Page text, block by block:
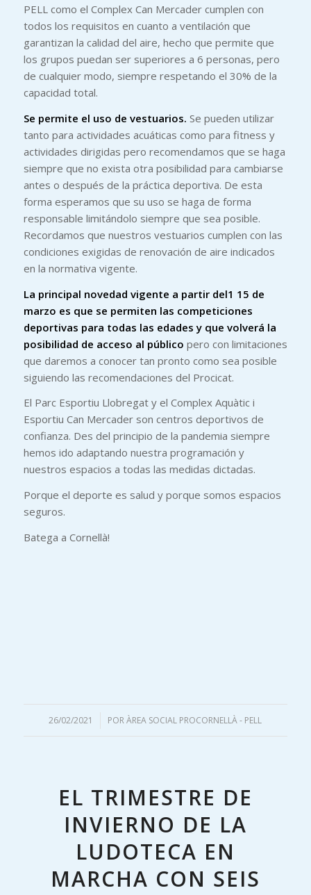
PELL como el Complex Can Mercader cumplen con
todos los requisitos en cuanto a ventilación que
garantizan la calidad del aire, hecho que permite que
los grupos puedan ser superiores a 6 personas, pero
de cualquier modo, siempre respetando el 30% de la
capacidad total.
Se permite el uso de vestuarios. Se pueden utilizar
tanto para actividades acuáticas como para fitness y
actividades dirigidas pero recomendamos que se haga
siempre que no exista otra posibilidad para cambiarse
antes o después de la práctica deportiva. De esta
forma esperamos que su uso se haga de forma
responsable limitándolo siempre que sea posible.
Recordamos que nuestros vestuarios cumplen con las
condiciones exigidas de renovación de aire indicados
en la normativa vigente.
La principal novedad vigente a partir del1 15 de
marzo es que se permiten las competiciones
deportivas para todas las edades y que volverá la
posibilidad de acceso al público pero con limitaciones
que daremos a conocer tan pronto como sea posible
siguiendo las recomendaciones del Procicat.
El Parc Esportiu Llobregat y el Complex Aquàtic i
Esportiu Can Mercader son centros deportivos de
confianza. Des del principio de la pandemia siempre
hemos ido adaptando nuestra programación y
nuestros espacios a todas las medidas dictadas.
Porque el deporte es salud y porque somos espacios
seguros.
Batega a Cornellà!
26/02/2021
/ PORÀREA SOCIAL PROCORNELLÀ - PELL
EL TRIMESTRE DE
INVIERNO DE LA
LUDOTECA EN
MARCHA CON SEIS